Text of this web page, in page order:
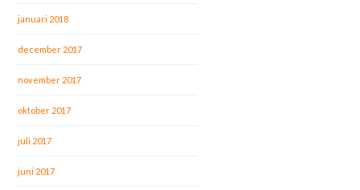
januari 2018
december 2017
november 2017
oktober 2017
juli 2017
juni 2017